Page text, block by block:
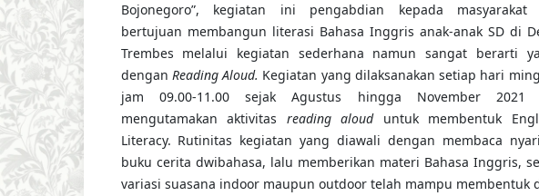
Bojonegoro”, kegiatan ini pengabdian kepada masyarakat
bertujuan membangun literasi Bahasa Inggris anak-anak SD di
Trembes melalui kegiatan sederhana namun sangat berarti
dengan Reading Aloud. Kegiatan yang dilaksanakan setiap hari
jam 09.00-11.00 sejak Agustus hingga November 2021
mengutamakan aktivitas reading alouduntuk membentuk
Literacy. Rutinitas kegiatan yang diawali dengan membaca
buku cerita dwibahasa, lalu memberikan materi Bahasa Inggris,
variasi suasana indoor maupun outdoor telah mampu membentuk